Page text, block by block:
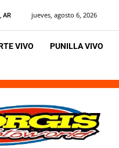
AR jueves, agosto 6, 2026
VIVO PUNILLA VIVO